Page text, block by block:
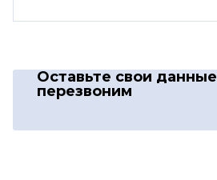
Оставьте свои данные
перезвоним